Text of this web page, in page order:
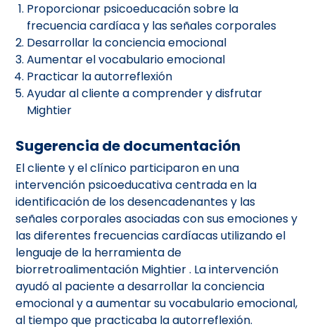
Proporcionar psicoeducación sobre la
frecuencia cardíaca y las señales corporales
Desarrollar la conciencia emocional
Aumentar el vocabulario emocional
Practicar la autorreflexión
Ayudar al cliente a comprender y disfrutar
Mightier
Sugerencia de documentación
El cliente y el clínico participaron en una
intervención psicoeducativa centrada en la
identificación de los desencadenantes y las
señales corporales asociadas con sus emociones y
las diferentes frecuencias cardíacas utilizando el
lenguaje de la herramienta de
biorretroalimentación Mightier . La intervención
ayudó al paciente a desarrollar la conciencia
emocional y a aumentar su vocabulario emocional,
al tiempo que practicaba la autorreflexión.